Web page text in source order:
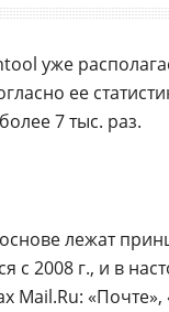
уже
ее
7 тыс. раз.
лежат
с 2008 г., и в
Mail.Ru: «Почте»,